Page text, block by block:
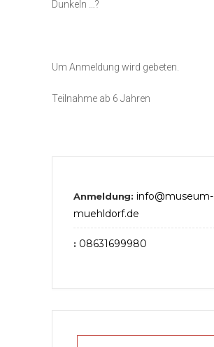
Dunkeln …?
Um Anmeldung wird gebeten.
Teilnahme ab 6 Jahren
Anmeldung: info@museum-
muehldorf.de
: 08631699980